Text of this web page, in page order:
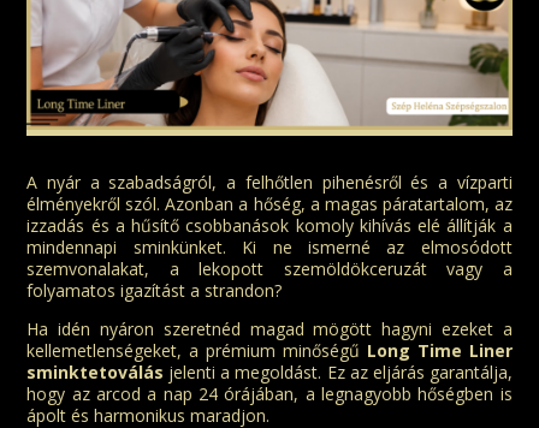
A nyár a szabadságról, a felhőtlen pihenésről és a vízparti
élményekről szól. Azonban a hőség, a magas páratartalom, az
izzadás és a hűsítő csobbanások komoly kihívás elé állítják a
mindennapi sminkünket. Ki ne ismerné az elmosódott
szemvonalakat, a lekopott szemöldökceruzát vagy a
folyamatos igazítást a strandon?
Ha idén nyáron szeretnéd magad mögött hagyni ezeket a
kellemetlenségeket, a prémium minőségű Long Time Liner
sminktetoválás jelenti a megoldást. Ez az eljárás garantálja,
hogy az arcod a nap 24 órájában, a legnagyobb hőségben is
ápolt és harmonikus maradjon.